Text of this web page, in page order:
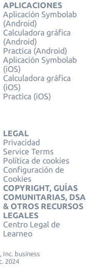
APLICACIONES
Aplicación Symbolab
(Android)
Calculadora gráfica
(Android)
Practica (Android)
Aplicación Symbolab
(iOS)
Calculadora gráfica
(iOS)
Practica (iOS)
LEGAL
Privacidad
Service Terms
Política de cookies
Configuración de
Cookies
COPYRIGHT, GUÍAS
COMUNITARIAS, DSA
& OTROS RECURSOS
LEGALES
Centro Legal de
Learneo
Inc. business
2024